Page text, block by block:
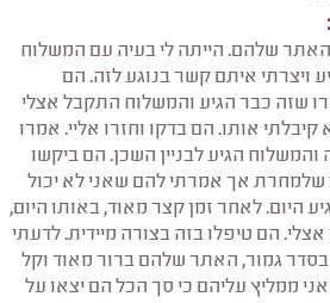
שלהם. הייתה לי בעיה עם המשלוח
ויצרתי איתם קשר בנוגע לזה. הם
שזה כבר הגיע והמשלוח התקבל אצלי
אותו. הם בדקו וחזרו אליי. אמרו
והמשלוח הגיע לבניין השכן. הם ביקשו
שלמחרת אך אמרתי להם שאני לא יכול
היום. לאחר זמן קצר מאוד, באותו היום,
הם טיפלו בזה בצורה מיידית. לדעתי
בסדר גמור, האתר שלהם ברור מאוד וקל
ממליץ עליהם כי סך הכל הם יצאו על